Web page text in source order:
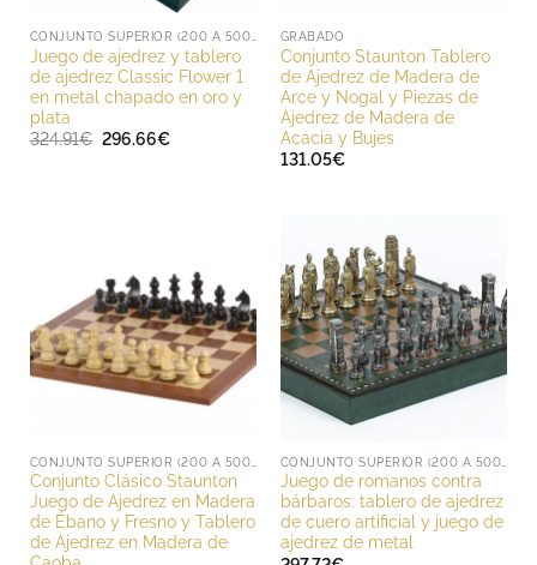
Juego de ajedrez y tablero
de ajedrez Classic Flower 1
en metal chapado en oro y
plata
324.91€ El
296.66€El
GRABADO
Conjunto Staunton Tablero
de Ajedrez de Madera de
Arce y Nogal y Piezas de
Ajedrez de Madera de
Acacia y Bujes
131.05€
Conjunto Clásico Staunton
Juego de Ajedrez en Madera
de Ébano y Fresno y Tablero
de Ajedrez en Madera de
Juego de romanos contra
bárbaros: tablero de ajedrez
de cuero artificial y juego de
ajedrez de metal